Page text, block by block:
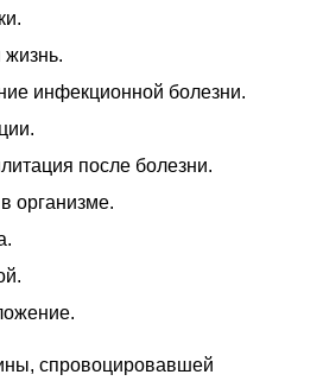
жизнь.
инфекционной болезни.
после болезни.
организме.
спровоцировавшей